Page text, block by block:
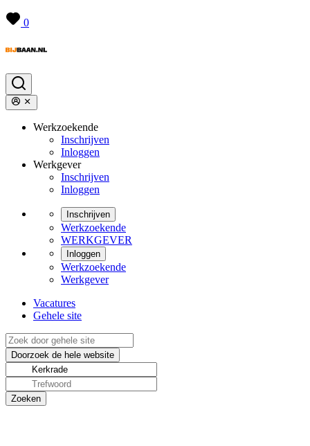
0
Werkzoekende
Inschrijven
Inloggen
Werkgever
Inschrijven
Inloggen
Inschrijven
Werkzoekende
WERKGEVER
Inloggen
Werkzoekende
Werkgever
Vacatures
Gehele site